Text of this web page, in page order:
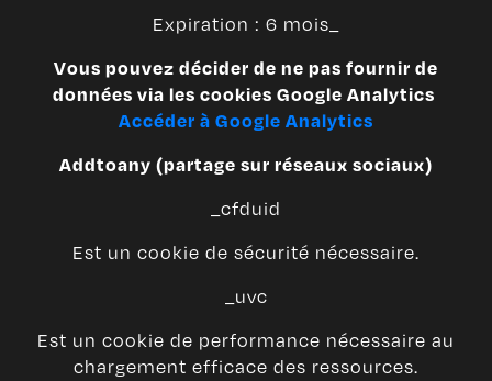
Expiration : 6 mois_
Vous pouvez décider de ne pas fournir de
données via les cookies Google Analytics
Accéder à Google Analytics
Addtoany (partage sur réseaux sociaux)
_cfduid
Est un cookie de sécurité nécessaire.
_uvc
Est un cookie de performance nécessaire au
chargement efficace des ressources.